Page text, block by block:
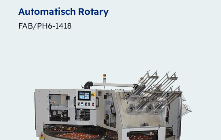
Automatisch Rotary
FAB/PH6-1418